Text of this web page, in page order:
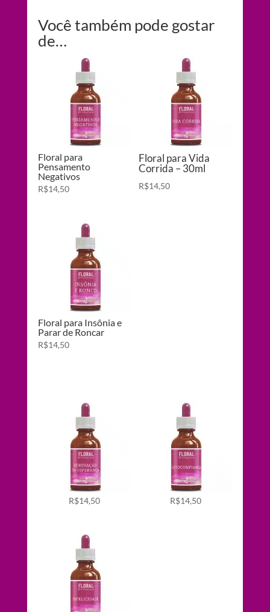
Você também pode gostar
de…
Floral para
Pensamento
Negativos
R$14,50
Floral para Vida
Corrida – 30ml
R$14,50
Floral para Insônia e
Parar de Roncar
R$14,50
R$14,50 R$14,50